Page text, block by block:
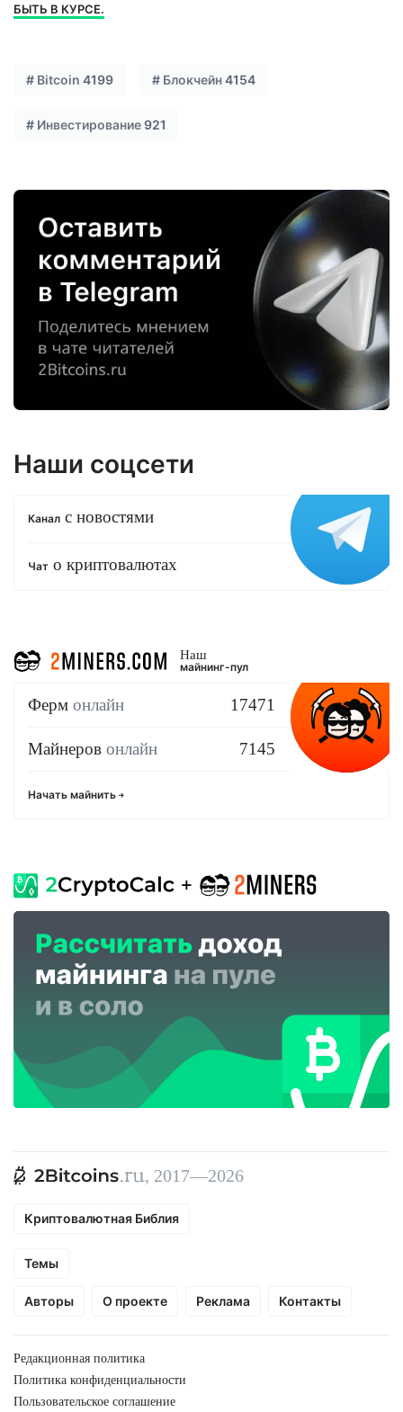
БЫТЬ В КУРСЕ.
# Bitcoin 4199 # Блокчейн4154
# Инвестирование921
Наши соцсети
Канал с новостями
Чат о криптовалютах
Наш
майнинг-пул
Ферм онлайн 17471
Майнеров онлайн 7145
Начать майнить
, 2017—2026
Криптовалютная Библия
Темы
Авторы О проекте Реклама Контакты
Редакционная политика
Политика конфиденциальности
Пользовательское соглашение